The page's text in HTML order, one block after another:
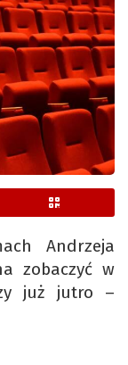
Andrzeja
zobaczyć w
już jutro –